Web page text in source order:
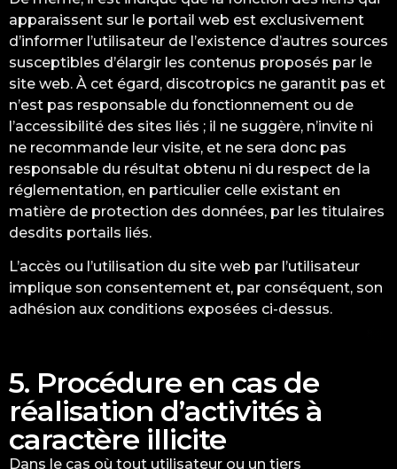
apparaissent sur le portail web est exclusivement
d’informer l’utilisateur de l’existence d’autres sources
susceptibles d’élargir les contenus proposés par le
site web. À cet égard, discotropics ne garantit pas et
n’est pas responsable du fonctionnement ou de
l’accessibilité des sites liés ; il ne suggère, n’invite ni
ne recommande leur visite, et ne sera donc pas
responsable du résultat obtenu ni du respect de la
réglementation, en particulier celle existant en
matière de protection des données, par les titulaires
desdits portails liés.
L’accès ou l’utilisation du site web par l’utilisateur
implique son consentement et, par conséquent, son
adhésion aux conditions exposées ci-dessus.
5. Procédure en cas de
réalisation d’activités à
caractère illicite
Dans le cas où tout utilisateur ou un tiers